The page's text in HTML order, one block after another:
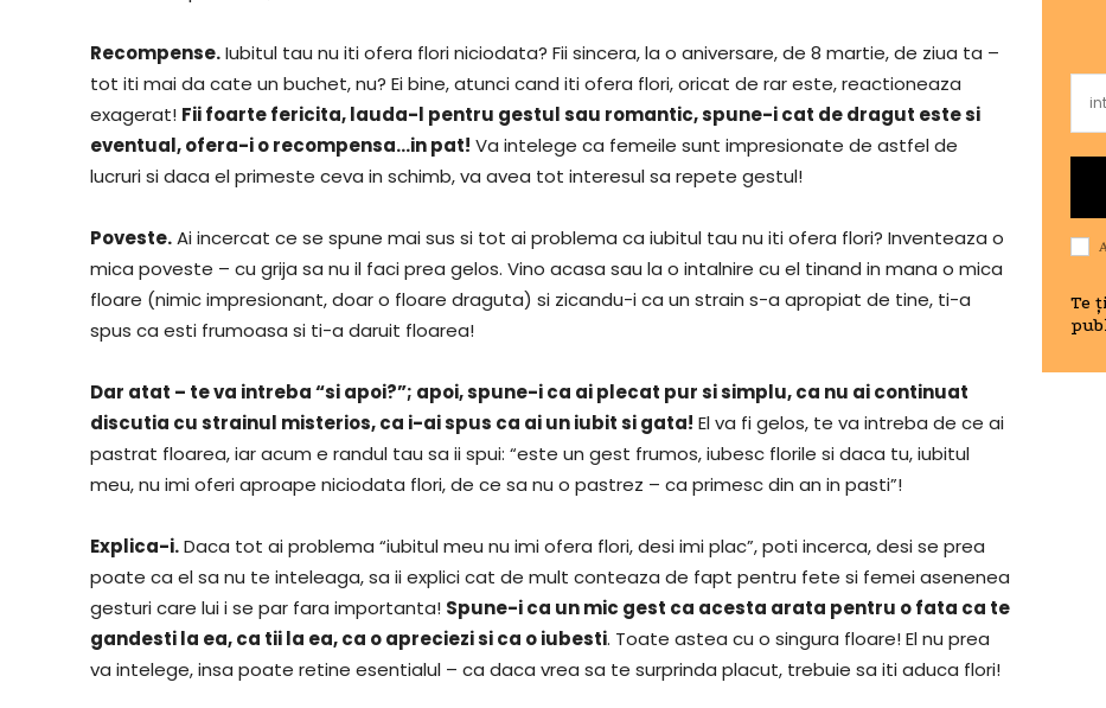
Recompense.Iubitul tau nu iti ofera flori niciodata? Fii sincera, la o aniversare, de 8 martie, de ziua ta –
tot iti mai da cate un buchet, nu? Ei bine, atunci cand iti ofera flori, oricat de rar este, reactioneaza
exagerat! Fii foarte fericita, lauda-l pentru gestul sau romantic, spune-i cat de dragut este si
eventual, ofera-i o recompensa…in pat! Va intelege ca femeile sunt impresionate de astfel de
lucruri si daca el primeste ceva in schimb, va avea tot interesul sa repete gestul!
Poveste.Ai incercat ce se spune mai sus si tot ai problema ca iubitul tau nu iti ofera flori? Inventeaza o
mica poveste – cu grija sa nu il faci prea gelos. Vino acasa sau la o intalnire cu el tinand in mana o mica
floare (nimic impresionant, doar o floare draguta) si zicandu-i ca un strain s-a apropiat de tine, ti-a
spus ca esti frumoasa si ti-a daruit floarea!
Dar atat – te va intreba “si apoi?”; apoi, spune-i ca ai plecat pur si simplu, ca nu ai continuat
discutia cu strainul misterios, ca i-ai spus ca ai un iubit si gata! El va fi gelos, te va intreba de ce ai
pastrat floarea, iar acum e randul tau sa ii spui: “este un gest frumos, iubesc florile si daca tu, iubitul
meu, nu imi oferi aproape niciodata flori, de ce sa nu o pastrez – ca primesc din an in pasti”!
Explica-i.Daca tot ai problema “iubitul meu nu imi ofera flori, desi imi plac”, poti incerca, desi se prea
poate ca el sa nu te inteleaga, sa ii explici cat de mult conteaza de fapt pentru fete si femei asenenea
gesturi care lui i se par fara importanta! Spune-i ca un mic gest ca acesta arata pentru o fata ca te
gandesti la ea, ca tii la ea, ca o apreciezi si ca o iubesti. Toate astea cu o singura floare! El nu prea
va intelege, insa poate retine esentialul – ca daca vrea sa te surprinda placut, trebuie sa iti aduca flori!
Te